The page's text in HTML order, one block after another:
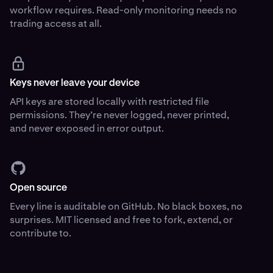
workflow requires. Read-only monitoring needs no
trading access at all.
Keys never leave your device
API keys are stored locally with restricted file
permissions. They’re never logged, never printed,
and never exposed in error output.
Open source
Every line is auditable on GitHub. No black boxes, no
surprises. MIT licensed and free to fork, extend, or
contribute to.